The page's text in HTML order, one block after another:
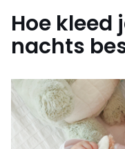
Hoe kleed
nachts